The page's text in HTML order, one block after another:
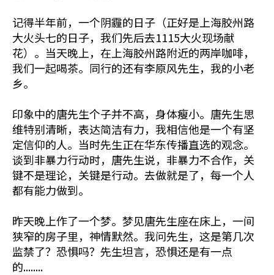
记得半年前，一个阴霾的日子（正好是上海胶州路
大火头七的日子，我们先后去1115大火现场献
花）。当天晚上，在上海胶州路附近的两岸咖啡，
我们一起喝茶。同行的还有李原风先生，我的小老
乡。
印象中的唐先生个子并不高，身体瘦小。唐先生思
维特别清晰，表达简洁有力，我相信他是一个有坚
定信仰的人。当时先生正在华东传播直选的观念。
谈到非暴力行动时，唐先生说，非暴力不合作，关
键不是理论，关键是行动。去做就是了，每一个人
都有能力做到。
昨天晚上作了一个梦。梦见唐先生座在床上，一间
狭窄的房子里，神情默然。我问先生，这是第几次
监禁了？恐惧吗？先生坦言，恐惧还是有一点
的........